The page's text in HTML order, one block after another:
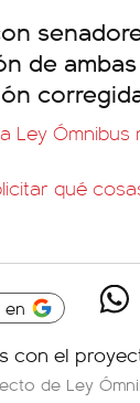
de
Ley
qué
en
de Ley